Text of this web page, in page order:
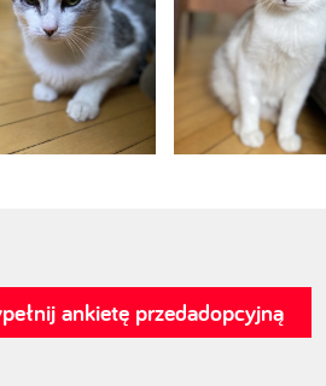
ankietę przedadopcyjną